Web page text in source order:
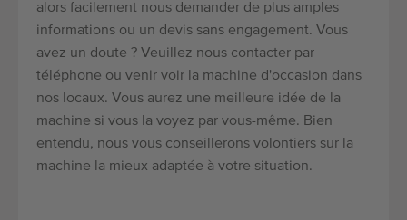
alors facilement nous demander de plus amples
informations ou un devis sans engagement. Vous
avez un doute ? Veuillez nous contacter par
téléphone ou venir voir la machine d'occasion dans
nos locaux. Vous aurez une meilleure idée de la
machine si vous la voyez par vous-même. Bien
entendu, nous vous conseillerons volontiers sur la
machine la mieux adaptée à votre situation.